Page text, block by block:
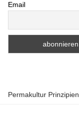
Email
Permakultur Prinzipien